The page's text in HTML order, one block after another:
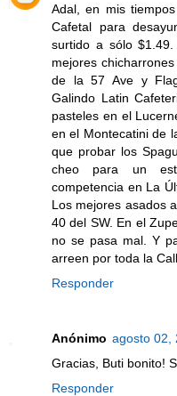
Adal, en mis
Cafetal para
surtido a sólo
mejores
de la 57 Ave y
Galindo Latin
pasteles en el
en el Montecatini de
que probar los
cheo para un
competencia en La
Los mejores asados
40 del SW. En el
no se pasa mal. Y
arreen por toda la
Responder
Anónimo agosto 02,
Gracias, Buti bonito!
Responder